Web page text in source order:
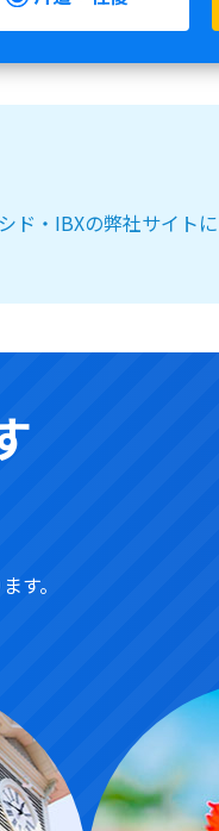
ド・IBXの弊社サイト
す。